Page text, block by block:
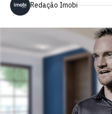
Redação Imobi